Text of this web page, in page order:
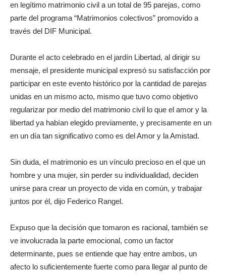
en legítimo matrimonio civil a un total de 95 parejas, como
parte del programa “Matrimonios colectivos” promovido a
través del DIF Municipal.
Durante el acto celebrado en el jardín Libertad, al dirigir su
mensaje, el presidente municipal expresó su satisfacción por
participar en este evento histórico por la cantidad de parejas
unidas en un mismo acto, mismo que tuvo como objetivo
regularizar por medio del matrimonio civil lo que el amor y la
libertad ya habían elegido previamente, y precisamente en un
en un día tan significativo como es del Amor y la Amistad.
Sin duda, el matrimonio es un vínculo precioso en el que un
hombre y una mujer, sin perder su individualidad, deciden
unirse para crear un proyecto de vida en común, y trabajar
juntos por él, dijo Federico Rangel.
Expuso que la decisión que tomaron es racional, también se
ve involucrada la parte emocional, como un factor
determinante, pues se entiende que hay entre ambos, un
afecto lo suficientemente fuerte como para llegar al punto de